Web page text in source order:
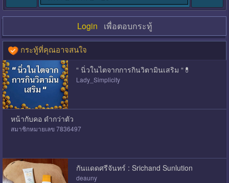
Login เพื่อตอบกระทู้
กระทู้ที่คุณอาจสนใจ
“ นิ่วในไตจากการกินวิตามินเสริม “💊
Lady_Simplicity
หน้ากับคอ ดำกว่าตัว
สมาชิกหมายเลข 7836497
กันแดดศรีจันทร์ : Srichand Sunlution
deauny